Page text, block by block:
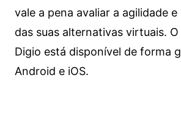
vale a pena avaliar a agilidade
das suas alternativas virtuais.
Digio está disponível de forma
Android e iOS.